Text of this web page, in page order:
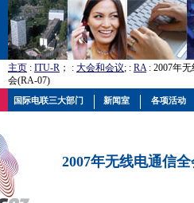
主页 : ITU-R ； : 大会和会议; : RA: 2007年
会(RA-07)
2007年无线电通信
国际电联三大部门 新闻室 各项活动